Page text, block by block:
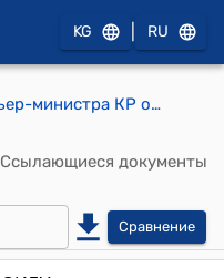
KG RU
Распоряжение Премьер-министра КР от 23 марта 2015 года № 66 (О составе межведомственной рабочей группы по проверке условий проведения тендера на реализацию проекта «Безопасный город»)
Ссылающиеся документы
Сравнение